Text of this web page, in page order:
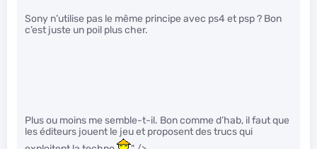
Sony n’utilise pas le même principe avec ps4 et psp ? Bon
c’est juste un poil plus cher.
Plus ou moins me semble-t-il. Bon comme d’hab, il faut que
les éditeurs jouent le jeu et proposent des trucs qui